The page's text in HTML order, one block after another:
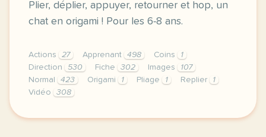
Plier, déplier, appuyer, retourner et hop, un
chat en origami ! Pour les 6-8 ans.
Actions 27 Apprenant 498 Coins
1
Direction
530 Fiche 302 Images
107
Normal
423 Origami 1 Pliage 1 Replier
1
Vidéo
308
didomi host didomi components button cursor